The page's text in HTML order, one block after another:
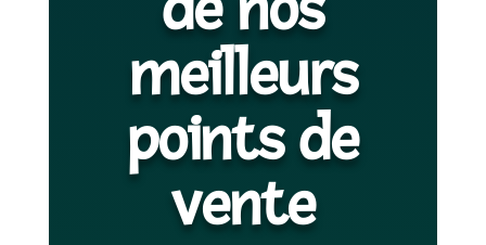
meilleurs
points de
vente